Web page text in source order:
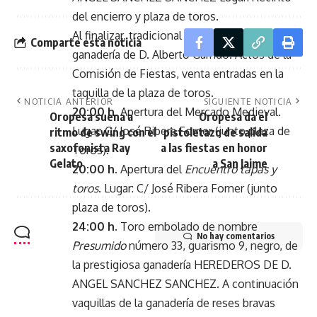
del encierro y plaza de toros.
Al finalizar, tradicional suelta de astados de la
ganadería de D. Alberto Garrido. Actos de la
Comisión de Fiestas, venta entradas en la
taquilla de la plaza de toros.
20:00 h.Apertura del Mercado Medieval.
Lugar: C/ José Ribera Forner (junto plaza de
Toros).
20:00 h. Apertura del Encuentro tapas y
toros. Lugar: C/ José Ribera Forner (junto
plaza de toros).
24:00 h. Toro embolado de nombre
Presumidonúmero 33, guarismo 9, negro, de
la prestigiosa ganadería HEREDEROS DE D.
ANGEL SANCHEZ SANCHEZ. A continuación
vaquillas de la ganadería de reses bravas
Comparte esta noticia
NOTICIA ANTERIOR
Oropesa suena a
ritmo de swing con el
saxofonista Ray
Gelato
SIGUIENTE NOTICIA
Oropesa da el
pistoletazo de salida
a las fiestas en honor
a San Jaime
No hay comentarios